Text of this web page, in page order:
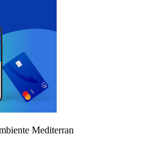
Mediterran